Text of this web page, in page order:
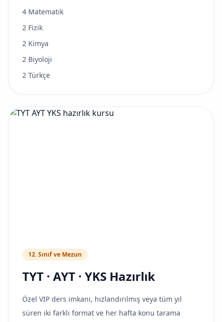
4 Matematik
2 Fizik
2 Kimya
2 Biyoloji
2 Türkçe
12. Sınıf ve Mezun
TYT · AYT · YKS Hazırlık
Özel VIP ders imkanı, hızlandırılmış veya tüm yıl
süren iki farklı format ve her hafta konu tarama